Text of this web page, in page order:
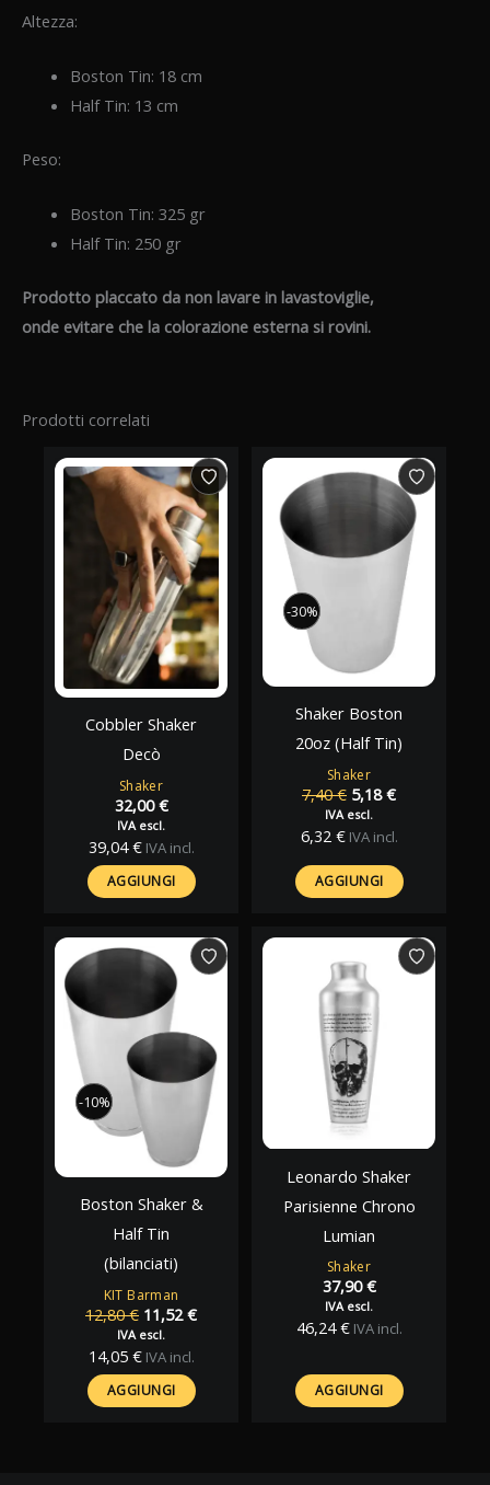
Altezza:
Boston Tin: 18 cm
Half Tin: 13 cm
Peso:
Boston Tin: 325 gr
Half Tin: 250 gr
Prodotto placcato da non lavare in lavastoviglie,
onde evitare che la colorazione esterna si rovini.
Prodotti correlati
Shaker
Cobbler Shaker
Decò
32,00€
IVA escl.
39,04€ IVA incl.
AGGIUNGI
-30%
-30%
Shaker
Shaker Boston
20oz (Half Tin)
7,40€ Il
prezzo
originale
7,40 €.
5,18€Il
5,18 €.
IVA escl.
6,32 € IVA incl.
AGGIUNGI
-10%
-10%
KIT Barman
Boston Shaker &
Half Tin
(bilanciati)
12,80€ Il
prezzo
originale
era:
12,80 €.
11,52€Il
IVA escl.
14,05 € IVA incl.
AGGIUNGI
Shaker
Leonardo Shaker
Parisienne Chrono
Lumian
37,90€
IVA escl.
46,24€ IVA incl.
AGGIUNGI